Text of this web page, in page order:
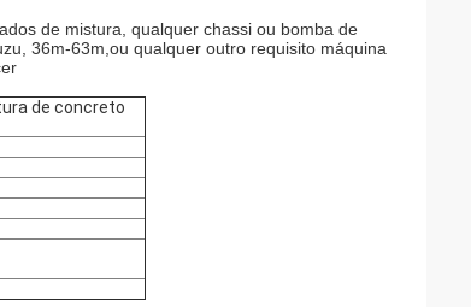
de mistura, qualquer chassi ou bomba de
36m-63m,ou qualquer outro requisito máquina
de concreto